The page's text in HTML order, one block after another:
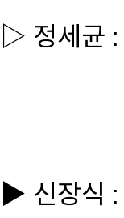
▷ 정세균 :
▶ 신장식 :